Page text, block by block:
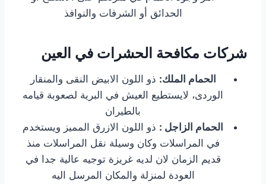
الحدائق أو الشرفات والنوافذ
شركات مكافحة الحشرات في العين
الحمام الملك: ذو اللون الابيض النقى والمنقار
الوردى، لايستطيع العيش في البرية لصعوبة قيامه
بالطيران
الحمام الزاجل : ذو اللون الازرق المميز ويستخدم
في المراسلات وكان وسيلة نقل المراسلات منذ
قديم الزمان لان لديه غريزة توجيه عالية جدا في
العودة لمنزلة والمكان المرسل اليه